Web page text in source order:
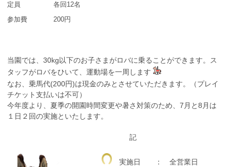
定員
各回12名
参加費
200円
当園では、30kg以下のお子さまがロバに乗ることができます。ス
タッフがロバをひいて、運動場を一周します
なお、乗馬代(200円)は現金のみとさせていただきます。（プレイ
チケット支払いは不可）
今年度より、夏季の開園時間変更や暑さ対策のため、7月と8月は
１日２回の実施といたします。
記
実施日 ： 全営業日